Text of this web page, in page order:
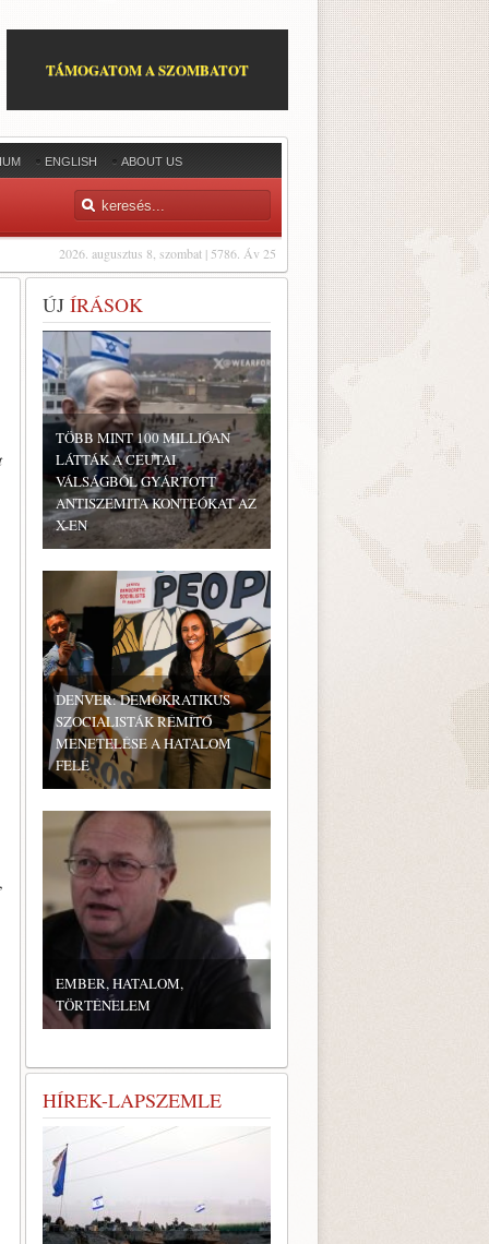
TÁMOGATOM A SZOMBATOT
ENGLISH ABOUT US
2026. augusztus 8, szombat | 5786. Áv 25
ÚJ ÍRÁSOK
TÖBB MINT 100 MILLIÓAN
LÁTTÁK A CEUTAI
VÁLSÁGBÓL GYÁRTOTT
ANTISZEMITA KONTEÓKAT AZ
X-EN
DENVER: DEMOKRATIKUS
SZOCIALISTÁK RÉMÍTŐ
MENETELÉSE A HATALOM
FELÉ
EMBER, HATALOM,
TÖRTÉNELEM
HÍREK-LAPSZEMLE